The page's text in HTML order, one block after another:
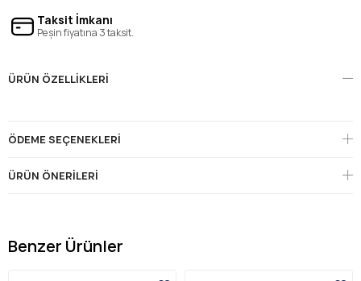
Taksit İmkanı
Peşin fiyatına 3 taksit.
ÜRÜN ÖZELLIKLERI
ÖDEME SEÇENEKLERI
ÜRÜN ÖNERILERI
Benzer Ürünler